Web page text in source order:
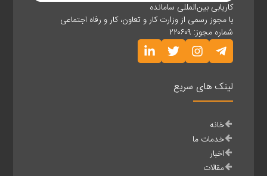
کاریابی بین‌المللی سامانده
با مجوز رسمی از وزارت کار و تعاون، کار و رفاه اجتماعی
شماره مجوز: ۲۲۰۶۰۹
لینک های سریع
خانه
خدمات ما
اخبار
مقالات